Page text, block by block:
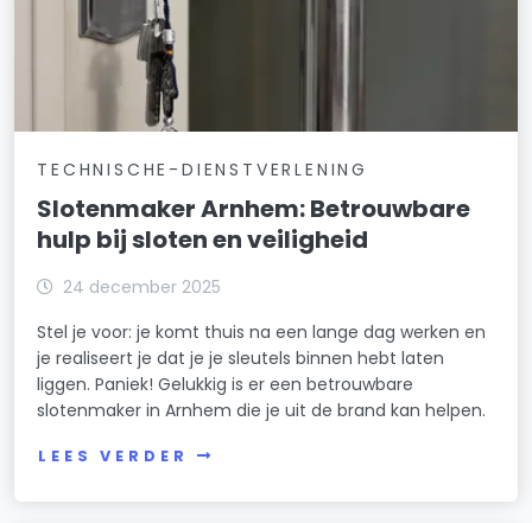
TECHNISCHE-DIENSTVERLENING
Slotenmaker Arnhem: Betrouwbare
hulp bij sloten en veiligheid
24 december 2025
Stel je voor: je komt thuis na een lange dag werken en
je realiseert je dat je je sleutels binnen hebt laten
liggen. Paniek! Gelukkig is er een betrouwbare
slotenmaker in Arnhem die je uit de brand kan helpen.
LEES VERDER